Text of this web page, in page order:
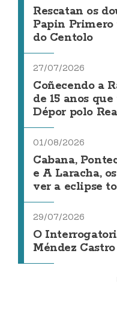
Rescatan os
Papin
do Centolo
27/07/2026
Coñecendo a
de 15 anos
Dépor polo
01/08/2026
Cabana,
e A Laracha,
ver a eclipse
29/07/2026
O
Méndez Castro